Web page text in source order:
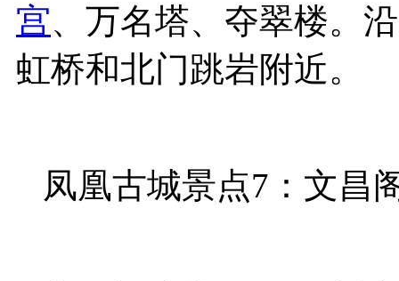
宫、万名塔、夺翠楼。
虹桥和北门跳岩附近。
凤凰古城景点7：文昌